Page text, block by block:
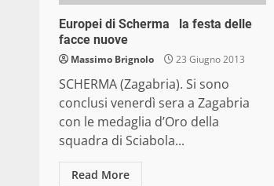
Europei di Scherma la festa delle
facce nuove
Massimo Brignolo 23 Giugno 2013
SCHERMA (Zagabria). Si sono
conclusi venerdì sera a Zagabria
con le medaglia d’Oro della
squadra di Sciabola...
Read More